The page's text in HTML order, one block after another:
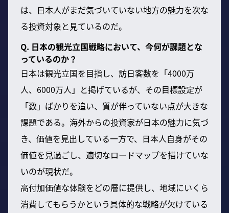
は、日本人がまだ気づいていない地方の魅力を次な
る投資対象と見ているのだ。
Q. 日本の観光立国戦略において、今何が課題とな
っているのか？
日本は観光立国を目指し、訪日客数を「4000万
人、6000万人」と掲げているが、その目標設定が
「数」ばかりを追い、質が伴っていない点が大きな
課題である。海外からの投資家が日本の魅力に気づ
き、価値を見出している一方で、日本人自身がその
価値を見過ごし、適切なロードマップを描けていな
いのが現状だ。
高付加価値な体験をどの層に提供し、地域にいくら
消費してもらうかという具体的な戦略が欠けている